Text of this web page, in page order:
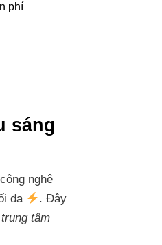
phí
sáng
nghệ
đa
. Đây
tâm